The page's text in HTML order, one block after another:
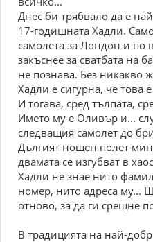
Днес би трябвало да е
17-годишната Хадли.
самолета за Лондон и по
закъснее за сватбата на
не познава. Без никакво
Хадли е сигурна, че това
И тогава, сред тълпата,
Името му е Оливър и...
следващия самолет до
Дългият нощен полет
двамата се изгубват в
Хадли не знае нито
номер, нито адреса му...
отново, за да ги срещне
В традицията на най-